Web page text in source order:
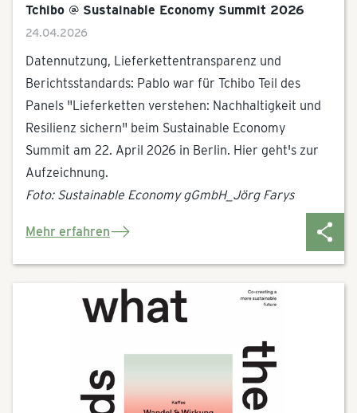
Tchibo @ Sustainable Economy Summit 2026
24.04.2026
Datennutzung, Lieferkettentransparenz und
Berichtsstandards: Pablo war für Tchibo Teil des
Panels "Lieferketten verstehen: Nachhaltigkeit und
Resilienz sichern" beim Sustainable Economy
Summit am 22. April 2026 in Berlin. Hier geht's zur
Aufzeichnung.
Foto: Sustainable Economy gGmbH_Jörg Farys
Mehr erfahren